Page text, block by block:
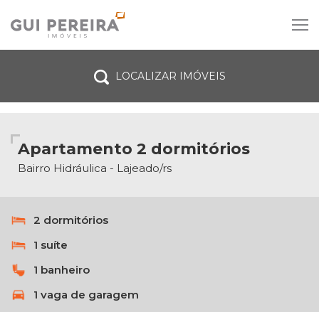
LOCALIZAR IMÓVEIS
Dormitórios
Todas as cidades
Apartamento 2 dormitórios
Bairro Hidráulica - Lajeado/rs
2 dormitórios
1 suíte
1 banheiro
1 vaga de garagem